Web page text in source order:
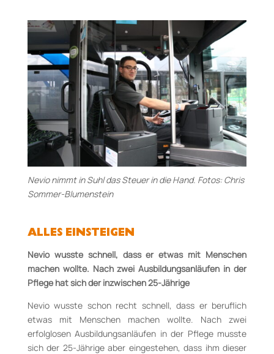
Nevio nimmt in Suhl das Steuer in die Hand. Fotos: Chris
Sommer-Blumenstein
ALLES EINSTEIGEN
Nevio wusste schnell, dass er etwas mit Menschen
machen wollte. Nach zwei Ausbildungsanläufen in der
Pflege hat sich der inzwischen 25-Jährige
Nevio wusste schon recht schnell, dass er beruflich
etwas mit Menschen machen wollte. Nach zwei
erfolglosen Ausbildungsanläufen in der Pflege musste
sich der 25-Jährige aber eingestehen, dass ihm dieser